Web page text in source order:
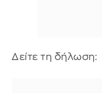
Δείτε τη δήλωση: